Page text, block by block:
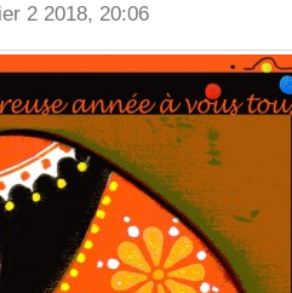
2 2018, 20:06